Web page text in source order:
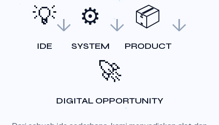
💡
IDE
↓ ⚙️
SYSTEM
↓ 📦
PRODUCT
↓
🚀
DIGITAL OPPORTUNITY